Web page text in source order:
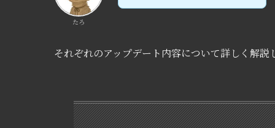
たろ
それぞれのアップデート内容について詳しく解説